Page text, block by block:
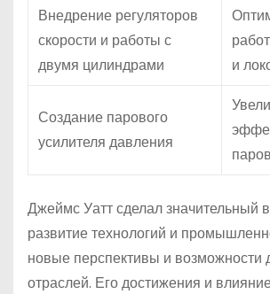
Внедрение регуляторов
скорости и работы с
двумя цилиндрами
и
Создание парового
усилителя давления
Джеймс Уатт сделал значительный
развитие технологий и
новые перспективы и возможности
отраслей. Его достижения и